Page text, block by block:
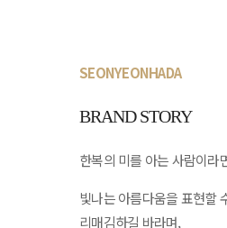
SEONYEONHADA
BRAND STORY
한복의 미를 아는 사람이라
빛나는 아름다움을 표현할
리매김하길 바라며,